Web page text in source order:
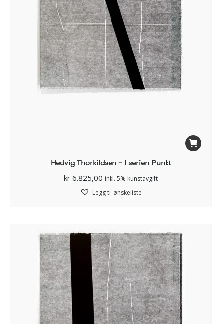
Hedvig Thorkildsen – I serien Punkt
kr 6.825,00 inkl. 5% kunstavgift
Legg til ønskeliste